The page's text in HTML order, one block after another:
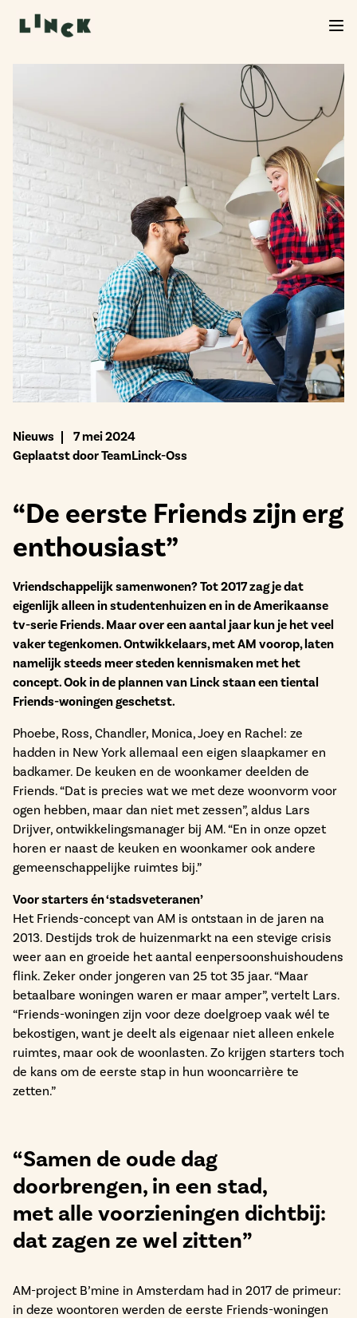
Nieuws
7 mei 2024
Geplaatst door TeamLinck-Oss
“De eerste Friends zijn erg
enthousiast”
Vriendschappelijk samenwonen? Tot 2017 zag je dat
eigenlijk alleen in studentenhuizen en in de Amerikaanse
tv-serie Friends. Maar over een aantal jaar kun je het veel
vaker tegenkomen. Ontwikkelaars, met AM voorop, laten
namelijk steeds meer steden kennismaken met het
concept. Ook in de plannen van Linck staan een tiental
Friends-woningen geschetst.
Phoebe, Ross, Chandler, Monica, Joey en Rachel: ze
hadden in New York allemaal een eigen slaapkamer en
badkamer. De keuken en de woonkamer deelden de
Friends. “Dat is precies wat we met deze woonvorm voor
ogen hebben, maar dan niet met zessen”, aldus Lars
Drijver, ontwikkelingsmanager bij AM. “En in onze opzet
horen er naast de keuken en woonkamer ook andere
gemeenschappelijke ruimtes bij.”
Voor starters én ‘stadsveteranen’
Het Friends-concept van AM is ontstaan in de jaren na
2013. Destijds trok de huizenmarkt na een stevige crisis
weer aan en groeide het aantal eenpersoonshuishoudens
flink. Zeker onder jongeren van 25 tot 35 jaar. “Maar
betaalbare woningen waren er maar amper”, vertelt Lars.
“Friends-woningen zijn voor deze doelgroep vaak wél te
bekostigen, want je deelt als eigenaar niet alleen enkele
ruimtes, maar ook de woonlasten. Zo krijgen starters toch
de kans om de eerste stap in hun wooncarrière te
zetten.”
“Samen de oude dag
doorbrengen, in een stad,
met alle voorzieningen dichtbij:
dat zagen ze wel zitten”
AM-project B’mine in Amsterdam had in 2017 de primeur:
in deze woontoren werden de eerste Friends-woningen
Verkoop Linck van start!
De verkoop van Linck is officieel begonnen. Neem
een kijkje in het woningaanbod, kies jouw favoriet
en start je inschrijving. We helpen je graag verder
bij de volgende stap.
Bekijk het aanbod